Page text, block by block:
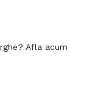
Afla acum